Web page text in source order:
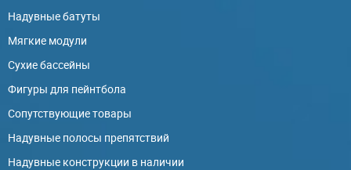
Надувные батуты
Мягкие модули
Сухие бассейны
Фигуры для пейнтбола
Сопутствующие товары
Надувные полосы препятствий
Надувные конструкции в наличии